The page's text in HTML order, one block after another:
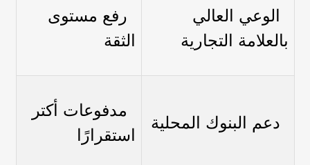
الوعي العالي
بالعلامة التجارية
رفع مستوى
الثقة
دعم البنوك المحلية
مدفوعات أكتر
استقرارًا